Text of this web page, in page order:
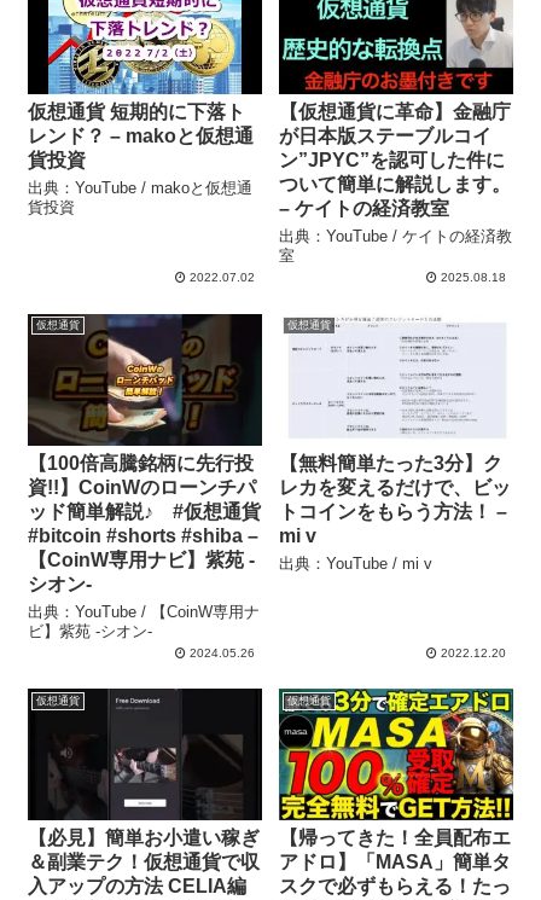
仮想通貨 短期的に下落ト
レンド？ – makoと仮想通
貨投資
出典：YouTube / makoと仮想通
貨投資
2022.07.02
【仮想通貨に革命】金融庁
が日本版ステーブルコイ
ン”JPYC”を認可した件に
ついて簡単に解説します。
– ケイトの経済教室
出典：YouTube / ケイトの経済教
室
2025.08.18
仮想通貨
【100倍高騰銘柄に先行投
資!!】CoinWのローンチパ
ッド簡単解説♪ #仮想通貨
#bitcoin #shorts #shiba –
【CoinW専用ナビ】紫苑 -
シオン-
出典：YouTube / 【CoinW専用ナ
ビ】紫苑 -シオン-
2024.05.26
仮想通貨
【無料簡単たった3分】ク
レカを変えるだけで、ビッ
トコインをもらう方法！ –
mi v
出典：YouTube / mi v
2022.12.20
仮想通貨
【必見】簡単お小遣い稼ぎ
＆副業テク！仮想通貨で収
入アップの方法 CELIA編
仮想通貨
【帰ってきた！全員配布エ
アドロ】「MASA」簡単タ
スクで必ずもらえる！たっ